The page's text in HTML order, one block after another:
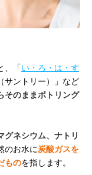
、「い・ろ・は・す
（サントリー）」など
そのままボトリング
グネシウム、ナトリ
のお水に炭酸ガスを
ものを指します。